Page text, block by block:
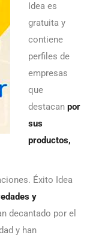
Idea es
gratuita y
contiene
perfiles de
empresas
que
destacan por
sus
productos,
Éxito Idea
y
decantado por el
y han